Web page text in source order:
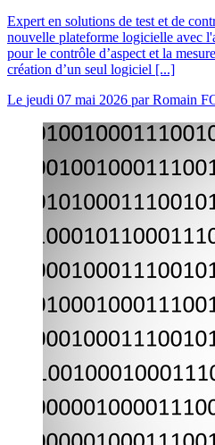
Expert en solutions de test et de
nouvelle plateforme logicielle avec
pour le contrôle d’aspect et la
création d’un seul logiciel [...]
Le jeudi 07 mai 2026 parRomain